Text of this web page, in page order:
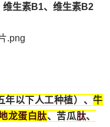
维生素B1、维生素B2
年以下人工种植）、牛
龙蛋白肽、苦瓜肽、